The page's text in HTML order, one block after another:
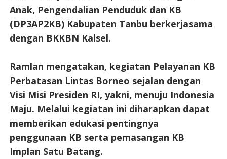
Anak, Pengendalian Penduduk dan KB
(DP3AP2KB) Kabupaten Tanbu berkerjasama
dengan BKKBN Kalsel.
Ramlan mengatakan, kegiatan Pelayanan KB
Perbatasan Lintas Borneo sejalan dengan
Visi Misi Presiden RI, yakni, menuju Indonesia
Maju. Melalui kegiatan ini diharapkan dapat
memberikan edukasi pentingnya
penggunaan KB serta pemasangan KB
Implan Satu Batang.